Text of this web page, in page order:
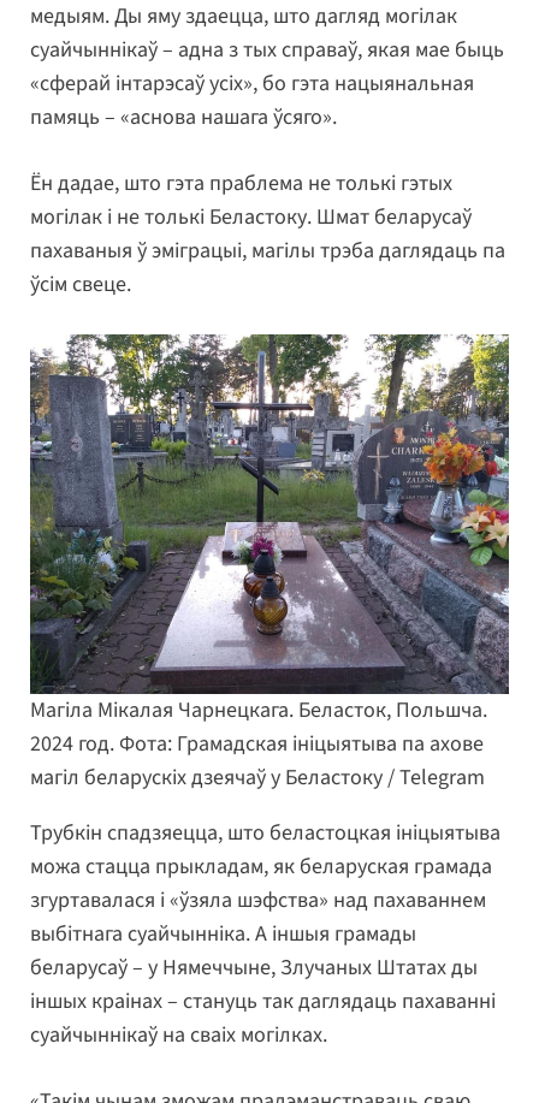
медыям. Ды яму здаецца, што дагляд могілак
суайчыннікаў – адна з тых справаў, якая мае быць
«сферай інтарэсаў усіх», бо гэта нацыянальная
памяць – «аснова нашага ўсяго».
Ён дадае, што гэта праблема не толькі гэтых
могілак і не толькі Беластоку. Шмат беларусаў
пахаваныя ў эміграцыі, магілы трэба даглядаць па
ўсім свеце.
Магіла Мікалая Чарнецкага. Беласток, Польшча.
2024 год. Фота: Грамадская ініцыятыва па ахове
магіл беларускіх дзеячаў у Беластоку / Telegram
Трубкін спадзяецца, што беластоцкая ініцыятыва
можа стацца прыкладам, як беларуская грамада
згуртавалася і «ўзяла шэфства» над пахаваннем
выбітнага суайчынніка. А іншыя грамады
беларусаў – у Нямеччыне, Злучаных Штатах ды
іншых краінах – стануць так даглядаць пахаванні
суайчыннікаў на сваіх могілках.